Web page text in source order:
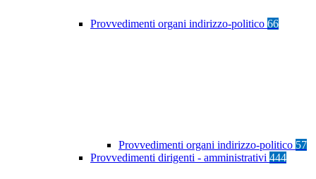
Provvedimenti organi indirizzo-politico 66
Provvedimenti organi indirizzo-politico 57
Provvedimenti dirigenti - amministrativi 444